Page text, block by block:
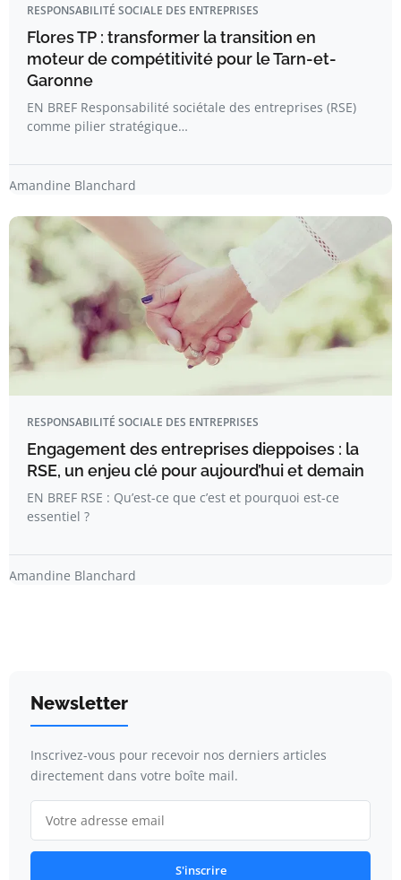
RESPONSABILITÉ SOCIALE DES ENTREPRISES
Flores TP : transformer la transition en
moteur de compétitivité pour le Tarn-et-
Garonne
EN BREF Responsabilité sociétale des entreprises (RSE)
comme pilier stratégique…
Amandine Blanchard
RESPONSABILITÉ SOCIALE DES ENTREPRISES
Engagement des entreprises dieppoises : la
RSE, un enjeu clé pour aujourd’hui et demain
EN BREF RSE : Qu’est-ce que c’est et pourquoi est-ce
essentiel ?
Amandine Blanchard
Newsletter
Inscrivez-vous pour recevoir nos derniers articles
directement dans votre boîte mail.
S'inscrire